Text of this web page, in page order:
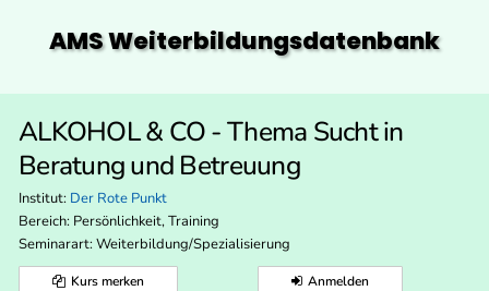
AMS Weiterbildungs­datenbank
ALKOHOL & CO - Thema Sucht in
Beratung und Betreuung
Institut: Der Rote Punkt
Bereich: Persönlichkeit, Training
Seminarart: Weiterbildung/Spezialisierung
Kurs merken Anmelden